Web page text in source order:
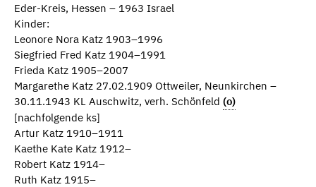
Eder-Kreis, Hessen – 1963 Israel
Kinder:
Leonore Nora Katz 1903–1996
Siegfried Fred Katz 1904–1991
Frieda Katz 1905–2007
Margarethe Katz 27.02.1909 Ottweiler, Neunkirchen –
30.11.1943 KL Auschwitz, verh. Schönfeld (o)
[nachfolgende ks]
Artur Katz 1910–1911
Kaethe Kate Katz 1912–
Robert Katz 1914–
Ruth Katz 1915–